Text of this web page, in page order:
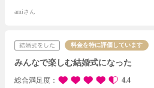
念日などには寄らせていただきたいと思い
amiさん
料金を特に評価しています
みんなで楽しむ結婚式になった
総合満足度 4.4